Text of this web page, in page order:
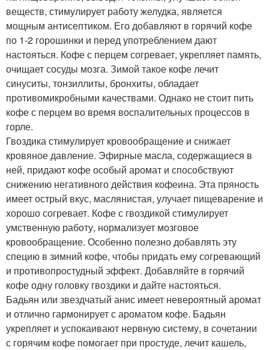
веществ, стимулирует работу желудка, является
мощным антисептиком. Его добавляют в горячий кофе
по 1-2 горошинки и перед употреблением дают
настояться. Кофе с перцем согревает, укрепляет память,
очищает сосуды мозга. Зимой такое кофе лечит
синуситы, тонзиллиты, бронхиты, обладает
противомикробными качествами. Однако не стоит пить
кофе с перцем во время воспалительных процессов в
горле.
Гвоздика стимулирует кровообращение и снижает
кровяное давление. Эфирные масла, содержащиеся в
ней, придают кофе особый аромат и способствуют
снижению негативного действия кофеина. Эта пряность
имеет острый вкус, маслянистая, улучает пищеварение и
хорошо согревает. Кофе с гвоздикой стимулирует
умственную работу, нормализует мозговое
кровообращение. Особенно полезно добавлять эту
специю в зимний кофе, чтобы придать ему согревающий
и противопростудный эффект. Добавляйте в горячий
кофе одну головку гвоздики и дайте настояться.
Бадьян или звездчатый анис имеет невероятный аромат
и отлично гармонирует с ароматом кофе. Бадьян
укрепляет и успокаивают нервную систему, в сочетании
с горячим кофе помогает при простуде, лечит кашель,